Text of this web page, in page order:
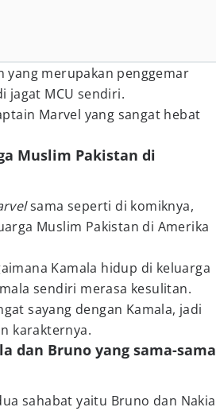
yang merupakan penggemar
jagat MCU sendiri.
Marvel yang sangat hebat
Muslim Pakistan di
sama seperti di komiknya,
Muslim Pakistan di Amerika
Kamala hidup di keluarga
sendiri merasa kesulitan.
sayang dengan Kamala, jadi
karakternya.
dan Bruno yang sama-sama
sahabat yaitu Bruno dan Nakia